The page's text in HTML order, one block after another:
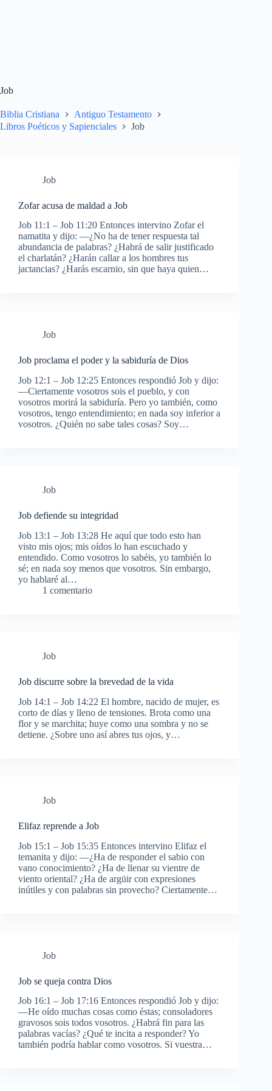
Job
Biblia Cristiana
Antiguo Testamento
Libros Poéticos y Sapienciales
Job
Job
Zofar acusa de maldad a Job
Job 11:1 – Job 11:20 Entonces intervino Zofar el
namatita y dijo: —¿No ha de tener respuesta tal
abundancia de palabras? ¿Habrá de salir justificado
el charlatán? ¿Harán callar a los hombres tus
jactancias? ¿Harás escarnio, sin que haya quien…
Job
Job proclama el poder y la sabiduría de Dios
Job 12:1 – Job 12:25 Entonces respondió Job y dijo:
—Ciertamente vosotros sois el pueblo, y con
vosotros morirá la sabiduría. Pero yo también, como
vosotros, tengo entendimiento; en nada soy inferior a
vosotros. ¿Quién no sabe tales cosas? Soy…
Job
Job defiende su integridad
Job 13:1 – Job 13:28 He aquí que todo esto han
visto mis ojos; mis oídos lo han escuchado y
entendido. Como vosotros lo sabéis, yo también lo
sé; en nada soy menos que vosotros. Sin embargo,
yo hablaré al…
1 comentario
Job
Job discurre sobre la brevedad de la vida
Job 14:1 – Job 14:22 El hombre, nacido de mujer, es
corto de días y lleno de tensiones. Brota como una
flor y se marchita; huye como una sombra y no se
detiene. ¿Sobre uno así abres tus ojos, y…
Job
Elifaz reprende a Job
Job 15:1 – Job 15:35 Entonces intervino Elifaz el
temanita y dijo: —¿Ha de responder el sabio con
vano conocimiento? ¿Ha de llenar su vientre de
viento oriental? ¿Ha de argüir con expresiones
inútiles y con palabras sin provecho? Ciertamente…
Job
Job se queja contra Dios
Job 16:1 – Job 17:16 Entonces respondió Job y dijo:
—He oído muchas cosas como éstas; consoladores
gravosos sois todos vosotros. ¿Habrá fin para las
palabras vacías? ¿Qué te incita a responder? Yo
también podría hablar como vosotros. Si vuestra…